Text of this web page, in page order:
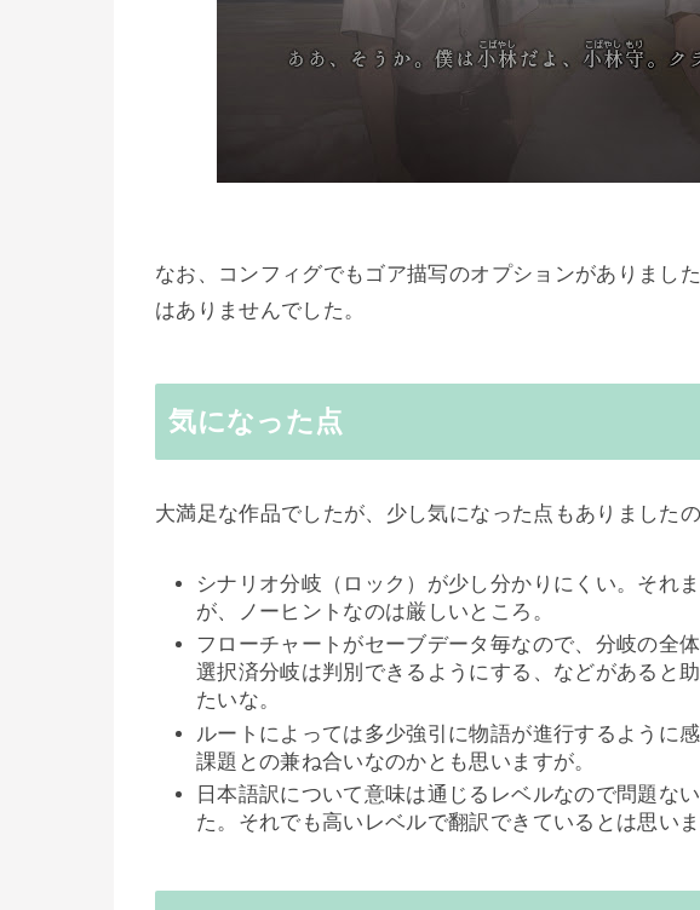
なお、コンフィグでもゴア描写のオプションがありまし
はありませんでした。
気になった点
大満足な作品でしたが、少し気になった点もありました
シナリオ分岐（ロック）が少し分かりにくい。それ
が、ノーヒントなのは厳しいところ。
フローチャートがセーブデータ毎なので、分岐の全
選択済分岐は判別できるようにする、などがあると
たいな。
ルートによっては多少強引に物語が進行するように
課題との兼ね合いなのかとも思いますが。
日本語訳について意味は通じるレベルなので問題な
た。それでも高いレベルで翻訳できているとは思いま